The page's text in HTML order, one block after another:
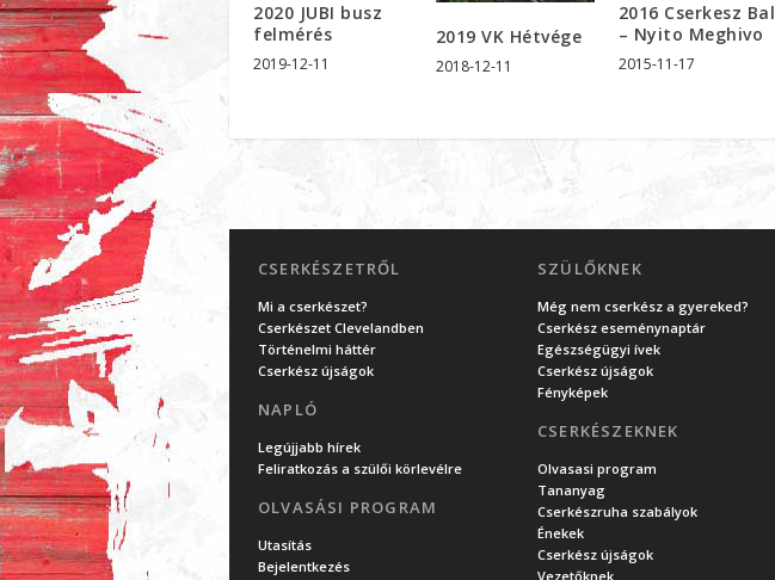
2020 JUBI busz
felmérés
2019-12-11
2019 VK Hétvége
2018-12-11
2016 Cserkesz Bal
– Nyito Meghivo
2015-11-17
CSERKÉSZETRŐL
Mi a cserkészet?
Cserkészet Clevelandben
Történelmi háttér
Cserkész újságok
NAPLÓ
Legújjabb hírek
Feliratkozás a szülői körlevélre
OLVASÁSI PROGRAM
Utasítás
Bejelentkezés
SZÜLŐKNEK
Még nem cserkész a gyereked?
Cserkész eseménynaptár
Egészségügyi ívek
Cserkész újságok
Fényképek
CSERKÉSZEKNEK
Olvasasi program
Tananyag
Cserkészruha szabályok
Énekek
Cserkész újságok
Vezetőknek